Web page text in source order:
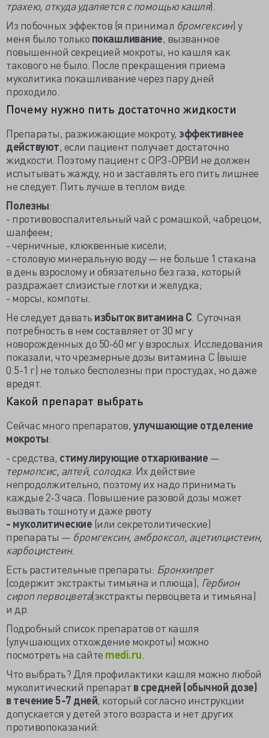
трахею, откуда удаляется с помощью кашля).
Из побочных эффектов (я принимал бромгексин) у
меня было только покашливание, вызванное
повышенной секрецией мокроты, но кашля как
такового не было. После прекращения приема
муколитика покашливание через пару дней
проходило.
Почему нужно пить достаточно жидкости
Препараты, разжижающие мокроту, эффективнее
действуют, если пациент получает достаточно
жидкости. Поэтому пациент с ОРЗ-ОРВИ не должен
испытывать жажду, но и заставлять его пить лишнее
не следует. Пить лучше в теплом виде.
Полезны:
- противовоспалительный чай с ромашкой, чабрецом,
шалфеем;
- черничные, клюквенные кисели;
- столовую минеральную воду — не больше 1 стакана
в день взрослому и обязательно без газа, который
раздражает слизистые глотки и желудка;
- морсы, компоты.
Не следует давать избыток витамина С . Суточная
потребность в нем составляет от 30 мг у
новорожденных до 50-60 мг у взрослых. Исследования
показали, что чрезмерные дозы витамина С (выше
0.5-1 г) не только бесполезны при простудах, но даже
вредят.
Какой препарат выбрать
Сейчас много препаратов, улучшающие отделение
мокроты:
- средства, стимулирующие отхаркивание —
термопсис, алтей, солодка. Их действие
непродолжительно, поэтому их надо принимать
каждые 2-3 часа. Повышение разовой дозы может
вызвать тошноту и даже рвоту
- муколитические (или секретолитические)
препараты — бромгексин, амброксол, ацетилцистеин,
карбоцистеин.
Есть растительные препараты: Бронхипрет
(содержит экстракты тимьяна и плюща), Гербион
сироп первоцвета(экстракты первоцвета и тимьяна)
и др.
Подробный список препаратов от кашля
(улучшающих отхождение мокроты) можно
посмотреть на сайте medi.ru
Что выбрать? Для профилактики кашля можно любой
муколитический препарат в средней (обычной дозе)
в течение 5-7 дней, который согласно инструкции
допускается у детей этого возраста и нет других
противопоказаний: